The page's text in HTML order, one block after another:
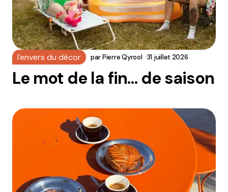
l'envers du décor parPierre Qyrool 31 juillet 2026
Le mot de la fin… de saison